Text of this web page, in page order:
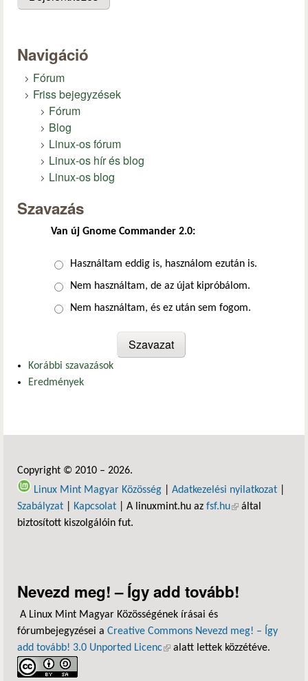
Navigáció
Fórum
Friss bejegyzések
Fórum
Blog
Linux-os fórum
Linux-os hír és blog
Linux-os blog
Szavazás
Van új Gnome Commander 2.0:
Választások
Használtam eddig is, használom ezután is.
Nem használtam, de az újat kipróbálom.
Nem használtam, és ez után sem fogom.
Korábbi szavazások
Eredmények
Copyright © 2010 – 2026.
Linux Mint Magyar Közösség
Adatkezelési nyilatkozat
Szabályzat
Kapcsolat | A linuxmint.hu az fsf.hu(külső hivatkozás)
által
biztosított kiszolgálóin fut.
Nevezd meg! – Így add tovább!
A Linux Mint Magyar Közösségének írásai és
fórumbejegyzései a Creative Commons Nevezd meg! – Így
add tovább! 3.0 Unported Licenc(külső hivatkozás)
alatt lettek közzétéve.